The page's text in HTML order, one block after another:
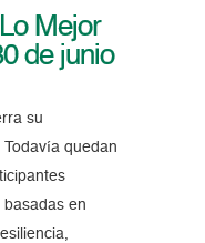
Mejor
de junio
su
quedan
en